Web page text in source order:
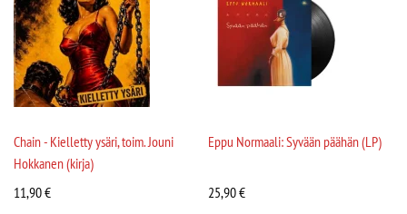
Chain - Kielletty ysäri, toim. Jouni
Hokkanen (kirja)
11,90€
Eppu Normaali: Syvään päähän (LP)
25,90€